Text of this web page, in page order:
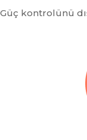
Güç kontrolünü